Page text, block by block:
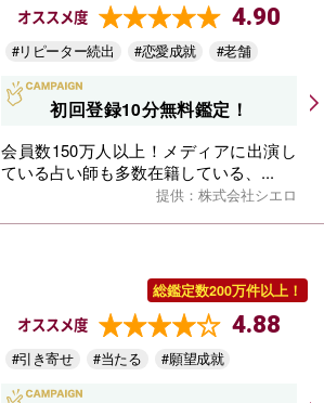
オススメ度 4.90
#リピーター続出 #恋愛成就 #老舗
初回登録10分無料鑑定！
会員数150万人以上！メディアに出演し
ている占い師も多数在籍している、...
提供：株式会社シエロ
総鑑定数200万件以上！
オススメ度 4.88
#引き寄せ #当たる #願望成就